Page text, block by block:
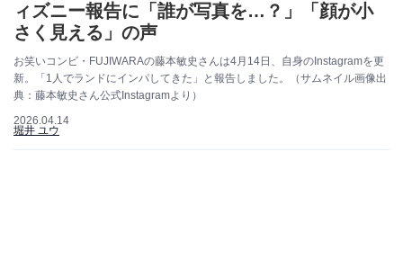
ィズニー報告に「誰が写真を…？」「顔が小
さく見える」の声
お笑いコンビ・FUJIWARAの藤本敏史さんは4月14日、自身のInstagramを更
新。「1人でランドにインパしてきた」と報告しました。（サムネイル画像出
典：藤本敏史さん公式Instagramより）
2026.04.14
堀井 ユウ